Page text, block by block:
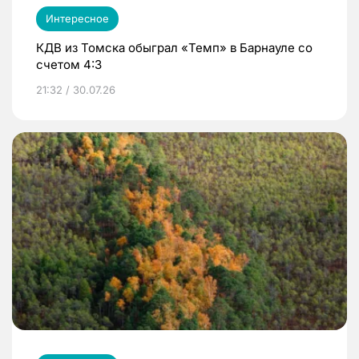
Интересное
КДВ из Томска обыграл «Темп» в Барнауле со
счетом 4:3
21:32 / 30.07.26